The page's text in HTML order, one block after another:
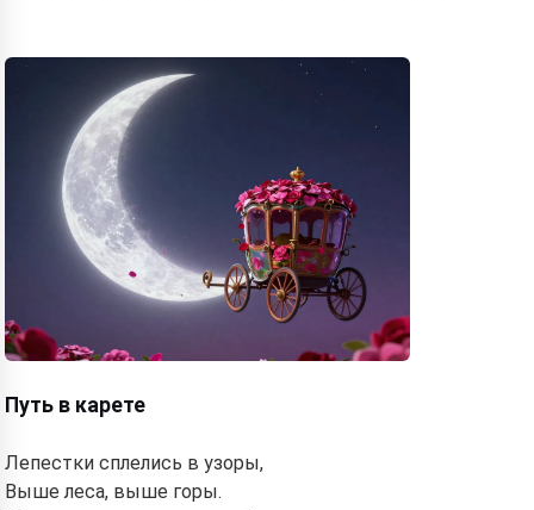
Путь в карете
Лепестки сплелись в узоры,
Выше леса, выше горы.